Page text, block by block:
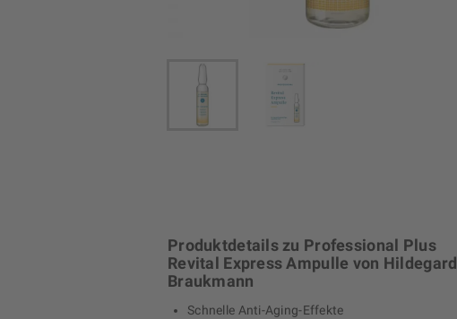
Produktdetails zu Professional Plus
Revital Express Ampulle von Hildegard
Braukmann
Schnelle Anti-Aging-Effekte